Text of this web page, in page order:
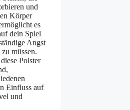
und
Körper
es
dein Spiel
Angst
müssen.
Polster
Einfluss auf
und